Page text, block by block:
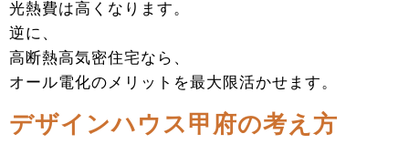
光熱費は高くなります。
逆に、
高断熱高気密住宅なら、
オール電化のメリットを最大限活かせます。
デザインハウス甲府の考え方